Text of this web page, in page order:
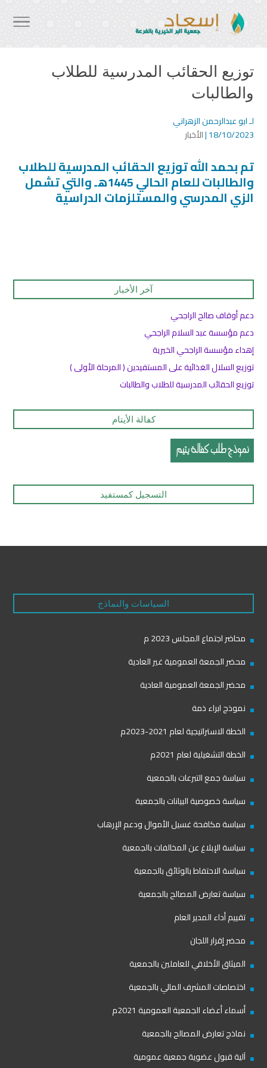
توزيع الحقائب المدرسية للطلاب
والطالبات
لـابو عبدالرحمن الزهراني
18/10/2023 | الأخبار
تم بحمد الله توزيع الحقائب المدرسية للطلاب
والطالبات للعام الحالي 1445هـ والتي تشمل
الزي المدرسي والمستلزمات الدراسية
آخر الأخبار
دعم أوقاف صالح الراجحي
دعم مؤسسة عبد السلام الراجحي
إهداء مؤسسة الراجحي الخيرية
توزيع السلال الغذائية على المستفيدين ( المرحلة الأولى )
توزيع الحقائب المدرسية للطلاب والطالبات
كفالة الأيتام
التسجيل كمستفيد
السياسات والنماذج
محاضر اجتماع المجلس 2023 م
محضر الجمعة العمومية غير العادية
محضر الجمعة العمومية العادية
نموذج ابراء ذمة
الخطة الاستراتيجية لعام 2021-2023م
الخطة التشغيلية لعام 2021م
سياسة جمع التبرعات بالجمعية
سياسة خصوصية البيانات بالجمعية
سياسة مكافحة غسيل الأموال ودعم الإرهاب
سياسة الإبلاغ عن المخالفات بالجمعية
سياسة الاحتفاط بالوثائق بالجمعية
سياسة تعارض المصالح بالجمعية
تقييم أداء المدير العام
محضر إقرار اللجان
الميثاق الأخلاقي للعاملين بالجمعية
اختصاصات المشرف المالي بالجمعية
أسماء أعضاء الجمعية العمومية 2021م
نماذج تعارض المصالح بالجمعية
آلية قبول عضوية جمعية عمومية